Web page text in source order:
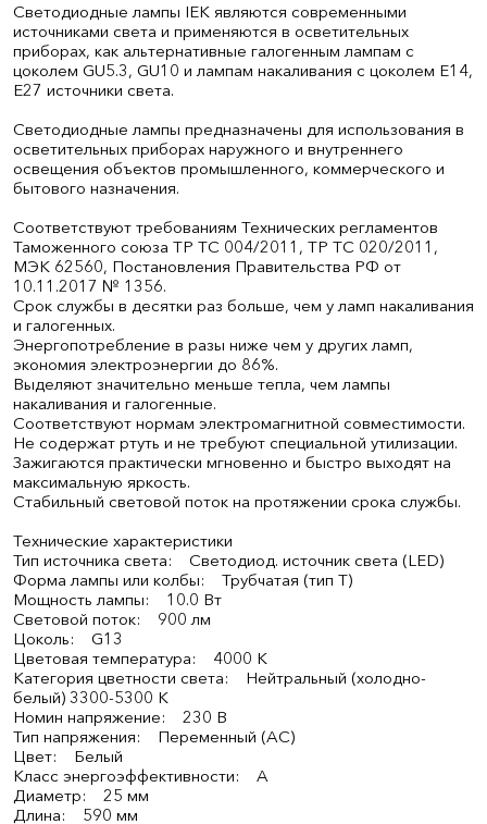
Светодиодные лампы IEK являются современными
источниками света и применяются в осветительных
приборах, как альтернативные галогенным лампам с
цоколем GU5.3, GU10 и лампам накаливания с цоколем Е14,
Е27 источники света.
Светодиодные лампы предназначены для использования в
осветительных приборах наружного и внутреннего
освещения объектов промышленного, коммерческого и
бытового назначения.
Соответствуют требованиям Технических регламентов
Таможенного союза ТР ТС 004/2011, ТР ТС 020/2011,
МЭК 62560, Постановления Правительства РФ от
10.11.2017 № 1356.
Срок службы в десятки раз больше, чем у ламп накаливания
и галогенных.
Энергопотребление в разы ниже чем у других ламп,
экономия электроэнергии до 86%.
Выделяют значительно меньше тепла, чем лампы
накаливания и галогенные.
Соответствуют нормам электромагнитной совместимости.
Не содержат ртуть и не требуют специальной утилизации.
Зажигаются практически мгновенно и быстро выходят на
максимальную яркость.
Стабильный световой поток на протяжении срока службы.
Технические характеристики
Тип источника света: Светодиод. источник света (LED)
Форма лампы или колбы: Трубчатая (тип T)
Мощность лампы: 10.0 Вт
Световой поток: 900 лм
Цоколь: G13
Цветовая температура: 4000 К
Категория цветности света: Нейтральный (холодно-
белый) 3300-5300 К
Номин напряжение: 230 В
Тип напряжения: Переменный (AC)
Цвет: Белый
Класс энергоэффективности: A
Диаметр: 25 мм
Длина: 590 мм